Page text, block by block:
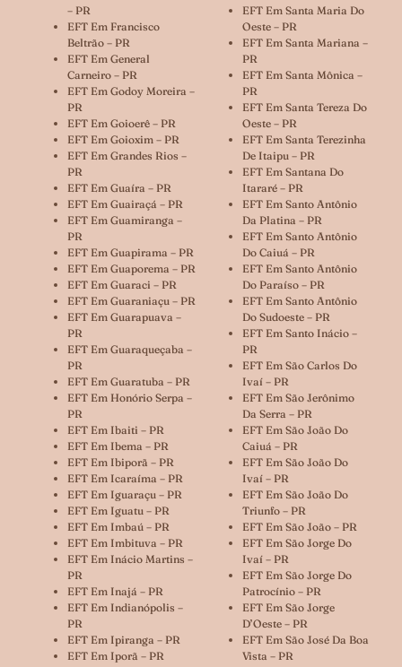
– PR
EFT Em Francisco
Beltrão – PR
EFT Em General
Carneiro – PR
EFT Em Godoy Moreira –
PR
EFT Em Goioerê – PR
EFT Em Goioxim – PR
EFT Em Grandes Rios –
PR
EFT Em Guaíra – PR
EFT Em Guairaçá – PR
EFT Em Guamiranga –
PR
EFT Em Guapirama – PR
EFT Em Guaporema – PR
EFT Em Guaraci – PR
EFT Em Guaraniaçu – PR
EFT Em Guarapuava –
PR
EFT Em Guaraqueçaba –
PR
EFT Em Guaratuba – PR
EFT Em Honório Serpa –
PR
EFT Em Ibaiti – PR
EFT Em Ibema – PR
EFT Em Ibiporã – PR
EFT Em Icaraíma – PR
EFT Em Iguaraçu – PR
EFT Em Iguatu – PR
EFT Em Imbaú – PR
EFT Em Imbituva – PR
EFT Em Inácio Martins –
PR
EFT Em Inajá – PR
EFT Em Indianópolis –
PR
EFT Em Ipiranga – PR
EFT Em Iporã – PR
EFT Em Santa Maria Do
Oeste – PR
EFT Em Santa Mariana –
PR
EFT Em Santa Mônica –
PR
EFT Em Santa Tereza Do
Oeste – PR
EFT Em Santa Terezinha
De Itaipu – PR
EFT Em Santana Do
Itararé – PR
EFT Em Santo Antônio
Da Platina – PR
EFT Em Santo Antônio
Do Caiuá – PR
EFT Em Santo Antônio
Do Paraíso – PR
EFT Em Santo Antônio
Do Sudoeste – PR
EFT Em Santo Inácio –
PR
EFT Em São Carlos Do
Ivaí – PR
EFT Em São Jerônimo
Da Serra – PR
EFT Em São João Do
Caiuá – PR
EFT Em São João Do
Ivaí – PR
EFT Em São João Do
Triunfo – PR
EFT Em São João – PR
EFT Em São Jorge Do
Ivaí – PR
EFT Em São Jorge Do
Patrocínio – PR
EFT Em São Jorge
D’Oeste – PR
EFT Em São José Da Boa
Vista – PR